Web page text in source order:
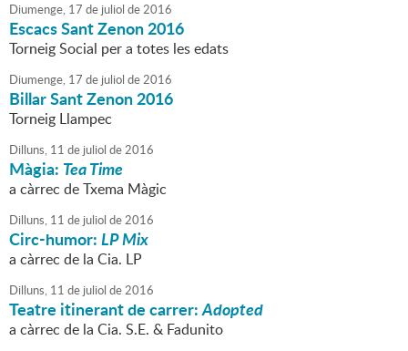
Diumenge, 17 de juliol de2016
Escacs Sant Zenon 2016
Torneig Social per a totes les edats
Diumenge, 17 de juliol de2016
Billar Sant Zenon 2016
Torneig Llampec
Dilluns, 11 de juliol de2016
Màgia: Tea Time
a càrrec de Txema Màgic
Dilluns, 11 de juliol de2016
Circ-humor:LP Mix
a càrrec de la Cia. LP
Dilluns, 11 de juliol de2016
Teatre itinerant de carrer:Adopted
a càrrec de la Cia. S.E. & Fadunito